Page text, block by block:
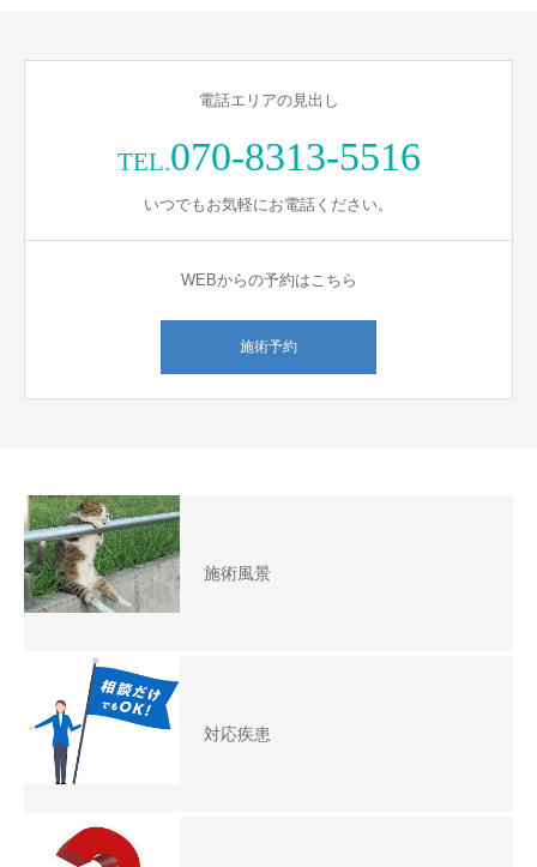
電話エリアの見出し
TEL.070-8313-5516
いつでもお気軽にお電話ください。
WEBからの予約はこちら
施術予約
施術風景
対応疾患